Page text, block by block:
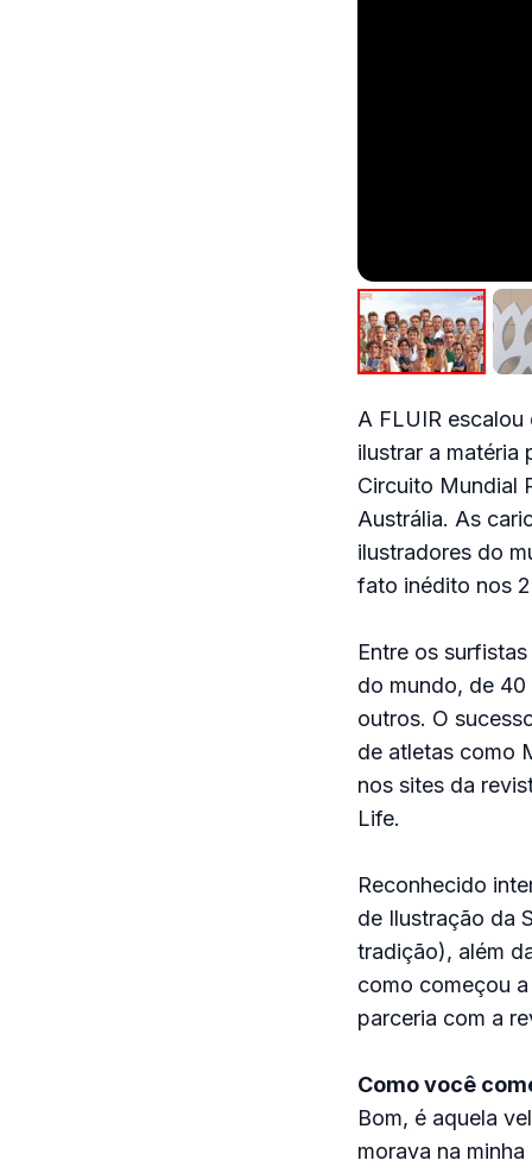
A FLUIR
ilustrar a matéria
Circuito Mundial
Austrália. As
ilustradores do
fato inédito nos
Entre os
do mundo, de 40
outros. O
de atletas como
nos sites da
Life.
Reconhecido
de Ilustração da
tradição), além
como começou
parceria com a
Como você
Bom, é aquela
morava na